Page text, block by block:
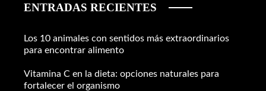
ENTRADAS RECIENTES
Los 10 animales con sentidos más extraordinarios
para encontrar alimento
Vitamina C en la dieta: opciones naturales para
fortalecer el organismo